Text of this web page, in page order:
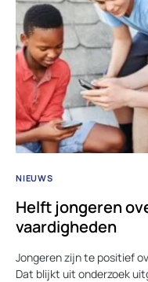
NIEUWS
Helft jongeren
vaardigheden
Jongeren zijn te positief
Dat blijkt uit onderzoek